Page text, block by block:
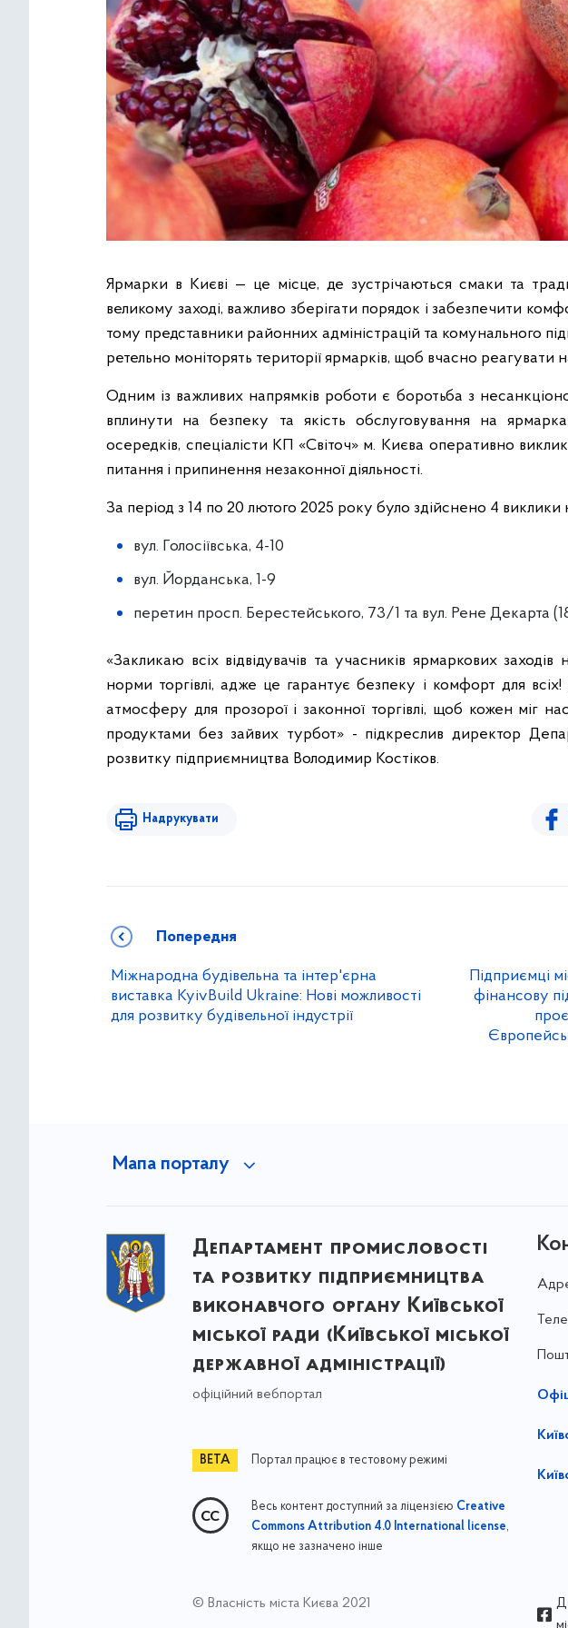
Ярмарки в Києві — це місце, де зустрічаються смаки та
великому заході, важливо зберігати порядок і забезпечити
тому представники районних адміністрацій та комунального
ретельно моніторять території ярмарків, щоб вчасно реагувати
Одним із важливих напрямків роботи є боротьба з
вплинути на безпеку та якість обслуговування на
осередків, спеціалісти КП «Світоч» м. Києва оперативно
питання і припинення незаконної діяльності.
За період з 14 по 20 лютого 2025 року було здійснено 4 виклики
вул. Голосіївська, 4-10
вул. Йорданська, 1-9
перетин просп. Берестейського, 73/1 та вул. Рене Декарта
«Закликаю всіх відвідувачів та учасників ярмаркових
норми торгівлі, адже це гарантує безпеку і комфорт для
атмосферу для прозорої і законної торгівлі, щоб кожен міг
продуктами без зайвих турбот» - підкреслив директор
розвитку підприємництва Володимир Костіков.
Надрукувати
Попередня
Міжнародна будівельна та інтер'єрна
виставка KyivBuild Ukraine: Нові можливості
для розвитку будівельної індустрії
Підприємці
фінансову
Мапа порталу
Департамент промисловості
та розвитку підприємництва
виконавчого органу Київської
міської ради (Київської міської
державної адміністрації)
офіційний вебпортал
Портал працює в тестовому режимі
Весь контент доступний за ліцензією Creative
Commons Attribution 4.0 International license,
якщо не зазначено інше
© Власність міста Києва 2021